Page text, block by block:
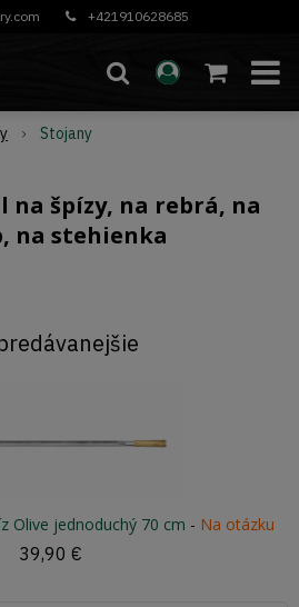
+421910628685
Stojany
na špízy, na rebrá, na
na stehienka
Olive jednoduchý 70 cm - Na otázku
39,90 €